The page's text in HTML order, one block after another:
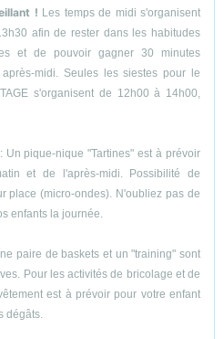
! Les temps de midi s'organisent
afin de rester dans les habitudes
et de pouvoir gagner 30 minutes
midi. Seules les siestes pour le
s'organisent de 12h00 à 14h00,
Un pique-nique "Tartines" est à prévoir
et de l'après-midi. Possibilité de
place (micro-ondes). N'oubliez pas de
enfants la journée.
paire de baskets et un "training" sont
Pour les activités de bricolage et de
est à prévoir pour votre enfant
dégâts.